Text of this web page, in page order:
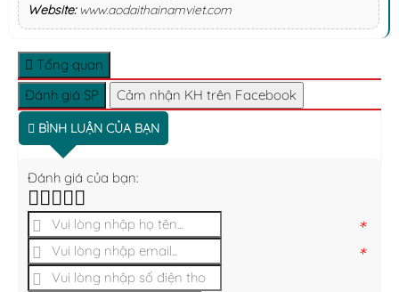
Website: www.aodaithainamviet.com
Tổng quan
Đánh giá SP
Cảm nhận KH trên Facebook
BÌNH LUẬN CỦA BẠN
Đánh giá của bạn:
*
*